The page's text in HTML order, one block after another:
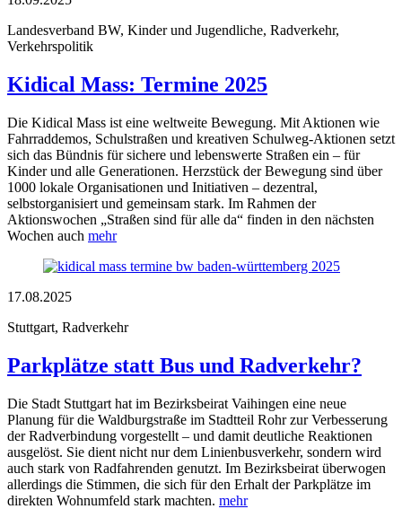
Landesverband BW, Kinder und Jugendliche, Radverkehr,
Verkehrspolitik
Kidical Mass: Termine 2025
Die Kidical Mass ist eine weltweite Bewegung. Mit Aktionen wie
Fahrraddemos, Schulstraßen und kreativen Schulweg-Aktionen setzt
sich das Bündnis für sichere und lebenswerte Straßen ein – für
Kinder und alle Generationen. Herzstück der Bewegung sind über
1000 lokale Organisationen und Initiativen – dezentral,
selbstorganisiert und gemeinsam stark. Im Rahmen der
Aktionswochen „Straßen sind für alle da“ finden in den nächsten
Wochen auch mehr
17.08.2025
Stuttgart, Radverkehr
Parkplätze statt Bus und Radverkehr?
Die Stadt Stuttgart hat im Bezirksbeirat Vaihingen eine neue
Planung für die Waldburgstraße im Stadtteil Rohr zur Verbesserung
der Radverbindung vorgestellt – und damit deutliche Reaktionen
ausgelöst. Sie dient nicht nur dem Linienbusverkehr, sondern wird
auch stark von Radfahrenden genutzt. Im Bezirksbeirat überwogen
allerdings die Stimmen, die sich für den Erhalt der Parkplätze im
direkten Wohnumfeld stark machten. mehr